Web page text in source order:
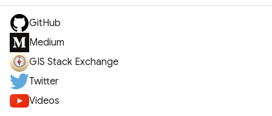
GitHub
Medium
GIS Stack Exchange
Twitter
Videos